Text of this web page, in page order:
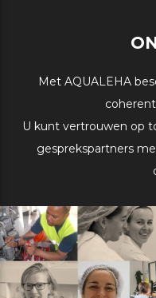
Met AQUALEHA
U kunt vertrouwen op
gesprekspartners